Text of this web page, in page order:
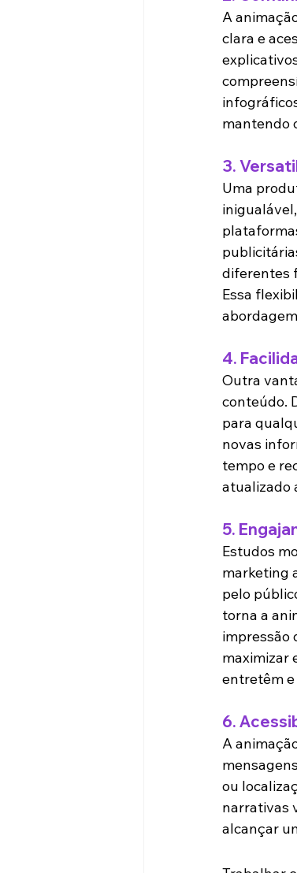
A
clara e
mantendo
3.
Uma
diferentes
Essa
4.
Outra
conteúdo.
para
novas
tempo e
atualizado
5.
Estudos
marketing
pelo
torna a
impressão
maximizar
entretêm
6.
A
ou
narrativas
alcançar